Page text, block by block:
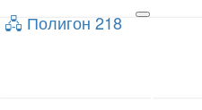
Toggle
🖧 Полигон 218
🖧 Полигон